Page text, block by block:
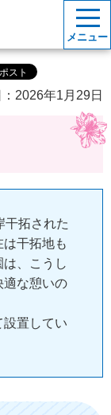
メニュー
2026年1月29日
干拓された
干拓地も
、こうし
適な憩いの
設置してい